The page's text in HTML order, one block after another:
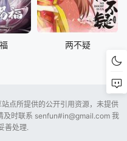
两不疑
点所提供的公开引用资源，未提供
及时联系 senfun#in@gmail.com我
善处理.